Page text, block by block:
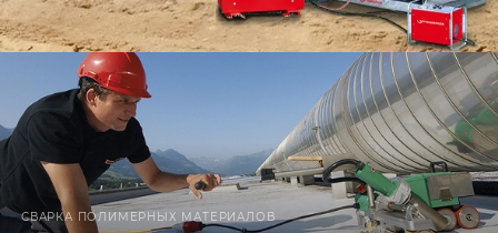
СВАРКА ПОЛИМЕРНЫХ МАТЕРИАЛОВ